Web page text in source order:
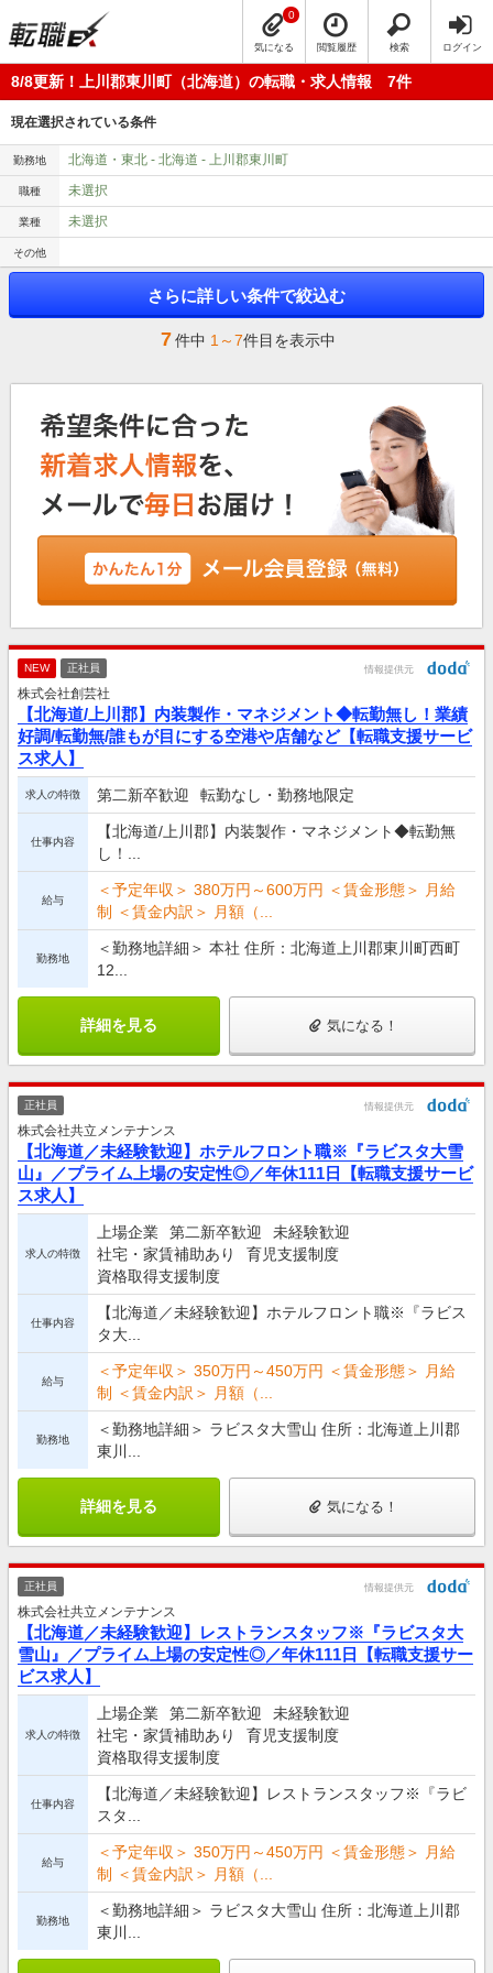
気になる
0
閲覧履歴 検索 ログイン
8/8更新！上川郡東川町（北海道）の転職・求人情報 7件
現在選択されている条件
勤務地 北海道・東北 - 北海道 - 上川郡東川町
職種 未選択
業種 未選択
その他
さらに詳しい条件で絞込む
7件中 1～7件目を表示中
NEW 正社員 情報提供元
株式会社創芸社
【北海道/上川郡】内装製作・マネジメント◆転勤無し！業績
好調/転勤無/誰もが目にする空港や店舗など【転職支援サービ
ス求人】
求人の特徴 第二新卒歓迎 転勤なし・勤務地限定
仕事内容
【北海道/上川郡】内装製作・マネジメント◆転勤無
し！...
給与
＜予定年収＞ 380万円～600万円 ＜賃金形態＞ 月給
制 ＜賃金内訳＞ 月額（...
勤務地
＜勤務地詳細＞ 本社 住所：北海道上川郡東川町西町
12...
詳細を見る 気になる！
正社員 情報提供元
株式会社共立メンテナンス
【北海道／未経験歓迎】ホテルフロント職※『ラビスタ大雪
山』／プライム上場の安定性◎／年休111日【転職支援サービ
ス求人】
求人の特徴
上場企業 第二新卒歓迎
未経験歓迎
社宅・家賃補助あり
育児支援制度
資格取得支援制度
仕事内容
【北海道／未経験歓迎】ホテルフロント職※『ラビス
タ大...
給与
＜予定年収＞ 350万円～450万円 ＜賃金形態＞ 月給
制 ＜賃金内訳＞ 月額（...
勤務地
＜勤務地詳細＞ ラビスタ大雪山 住所：北海道上川郡
東川...
詳細を見る 気になる！
正社員 情報提供元
株式会社共立メンテナンス
【北海道／未経験歓迎】レストランスタッフ※『ラビスタ大
雪山』／プライム上場の安定性◎／年休111日【転職支援サー
ビス求人】
求人の特徴
上場企業 第二新卒歓迎
未経験歓迎
社宅・家賃補助あり
育児支援制度
資格取得支援制度
仕事内容
【北海道／未経験歓迎】レストランスタッフ※『ラビ
スタ...
給与
＜予定年収＞ 350万円～450万円 ＜賃金形態＞ 月給
制 ＜賃金内訳＞ 月額（...
勤務地
＜勤務地詳細＞ ラビスタ大雪山 住所：北海道上川郡
東川...